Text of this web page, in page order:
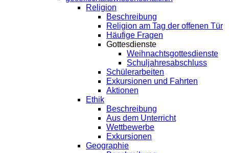
Religion
Beschreibung
Religion am Tag der offenen Tür
Häufige Fragen
Gottesdienste
Weihnachtsgottesdienste
Schuljahresabschluss
Schülerarbeiten
Exkursionen und Fahrten
Aktionen
Ethik
Beschreibung
Aus dem Unterricht
Wettbewerbe
Exkursionen
Geographie